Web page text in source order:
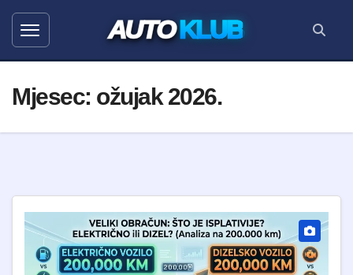
AUTOKLUB
Mjesec: ožujak 2026.